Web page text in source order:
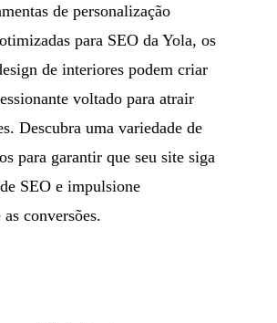
de personalização
para SEO da Yola, os
de interiores podem criar
voltado para atrair
Descubra uma variedade de
para garantir que seu site siga
SEO e impulsione
conversões.